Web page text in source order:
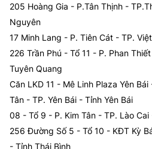
205 Hoàng Gia - P.Tân Thịnh -
Nguyên
17 Minh Lang - P. Tiên Cát - TP.
226 Trần Phú - Tổ 11 - P. Phan
Tuyên Quang
Căn LKD 11 - Mê Linh Plaza Yên
Tân - TP. Yên Bái - Tỉnh Yên Bái
08 - Tổ 9 - P. Kim Tân - TP. Lào
256 Đường Số 5 - Tổ 10 - KĐT Kỳ
- Tỉnh Thái Bình